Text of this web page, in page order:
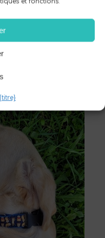
de trouver des
pendant de